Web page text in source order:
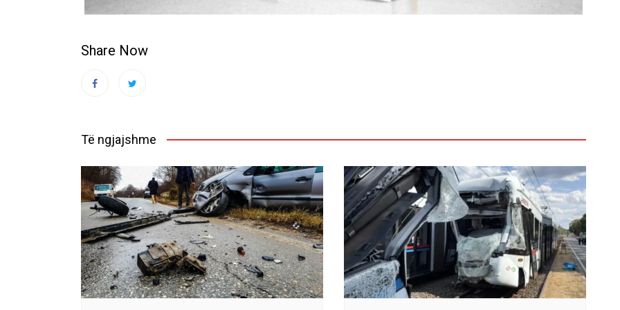
Share Now
Të ngjajshme